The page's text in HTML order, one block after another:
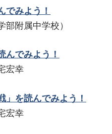
みよう！
附属中学校）
でみよう！
宏幸
を読んでみよう！
宏幸